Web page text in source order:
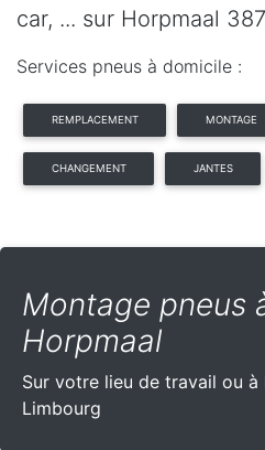
car, ... sur Horpmaal
Services pneus à domicile :
REMPLACEMENT MONTAGE
CHANGEMENT JANTES
Montage pneus
Horpmaal
Sur votre lieu de travail ou à
Limbourg